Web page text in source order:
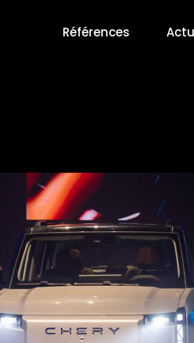
Références